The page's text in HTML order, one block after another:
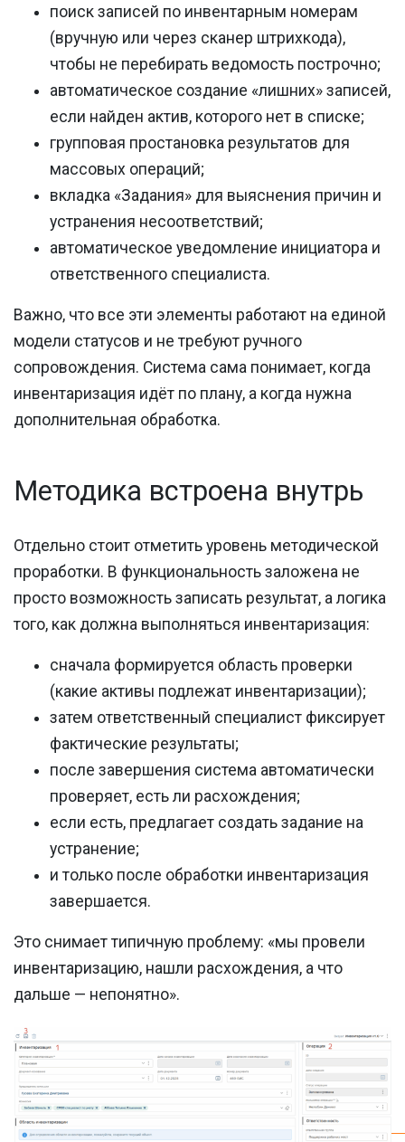
поиск записей по инвентарным номерам
(вручную или через сканер штрихкода),
чтобы не перебирать ведомость построчно;
автоматическое создание «лишних» записей,
если найден актив, которого нет в списке;
групповая простановка результатов для
массовых операций;
вкладка «Задания» для выяснения причин и
устранения несоответствий;
автоматическое уведомление инициатора и
ответственного специалиста.
Важно, что все эти элементы работают на единой
модели статусов и не требуют ручного
сопровождения. Система сама понимает, когда
инвентаризация идёт по плану, а когда нужна
дополнительная обработка.
Методика встроена внутрь
Отдельно стоит отметить уровень методической
проработки. В функциональность заложена не
просто возможность записать результат, а логика
того, как должна выполняться инвентаризация:
сначала формируется область проверки
(какие активы подлежат инвентаризации);
затем ответственный специалист фиксирует
фактические результаты;
после завершения система автоматически
проверяет, есть ли расхождения;
если есть, предлагает создать задание на
устранение;
и только после обработки инвентаризация
завершается.
Это снимает типичную проблему: «мы провели
инвентаризацию, нашли расхождения, а что
дальше — непонятно».